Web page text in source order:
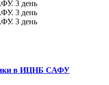
в ИЦНБ САФУ